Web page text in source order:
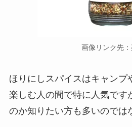
画像リンク先
ほりにしスパイスはキャンプ
楽しむ人の間で特に人気です
のか知りたい方も多いのでは